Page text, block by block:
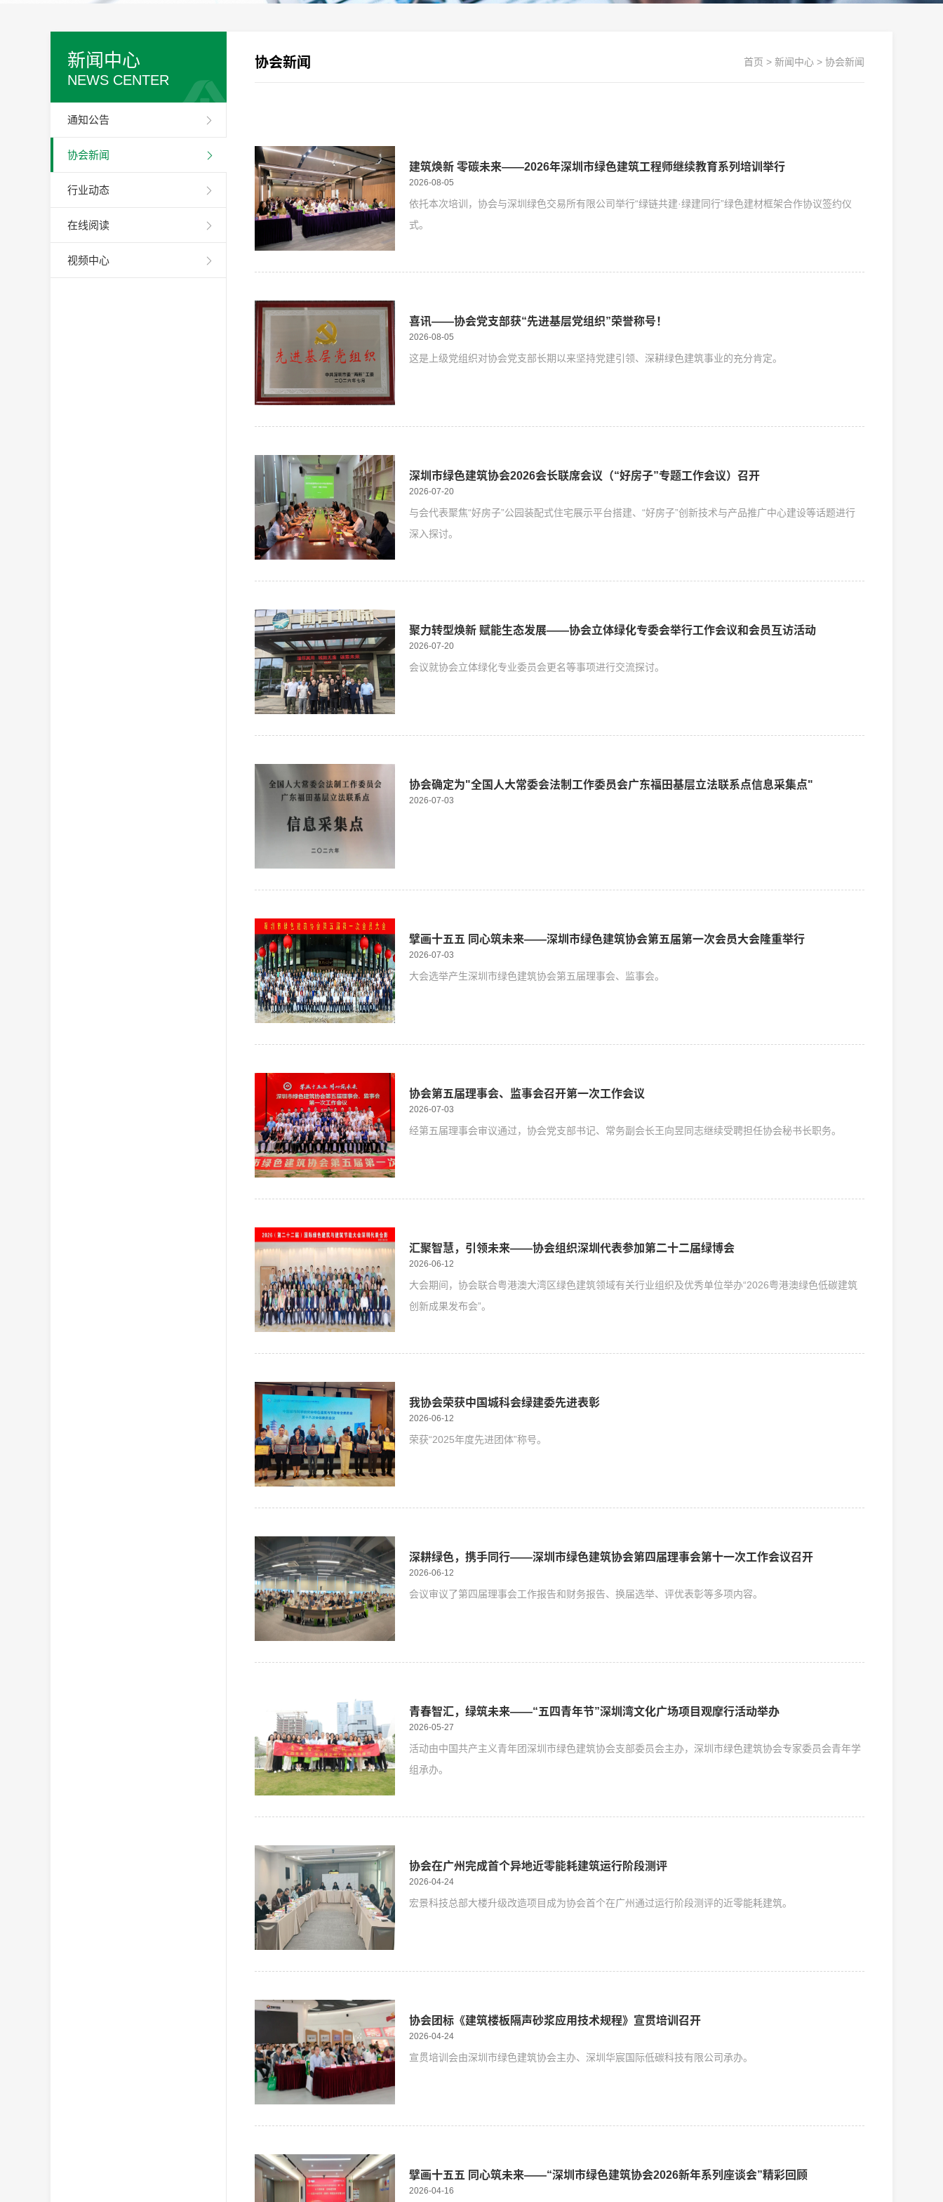
新闻中心
NEWS CENTER
通知公告
协会新闻
行业动态
在线阅读
视频中心
协会新闻 首页 > 新闻中心 > 协会新闻
建筑焕新 零碳未来——2026年深圳市绿色建筑工程师继续教育系列培训举行
2026-08-05
依托本次培训，协会与深圳绿色交易所有限公司举行“绿链共建·绿建同行”绿色建材框架合作协议签约仪
式。
喜讯——协会党支部获“先进基层党组织”荣誉称号！
2026-08-05
这是上级党组织对协会党支部长期以来坚持党建引领、深耕绿色建筑事业的充分肯定。
深圳市绿色建筑协会2026会长联席会议（“好房子”专题工作会议）召开
2026-07-20
与会代表聚焦“好房子”公园装配式住宅展示平台搭建、“好房子”创新技术与产品推广中心建设等话题进行
深入探讨。
聚力转型焕新 赋能生态发展——协会立体绿化专委会举行工作会议和会员互访活动
2026-07-20
会议就协会立体绿化专业委员会更名等事项进行交流探讨。
协会确定为"全国人大常委会法制工作委员会广东福田基层立法联系点信息采集点"
2026-07-03
擘画十五五 同心筑未来——深圳市绿色建筑协会第五届第一次会员大会隆重举行
2026-07-03
大会选举产生深圳市绿色建筑协会第五届理事会、监事会。
协会第五届理事会、监事会召开第一次工作会议
2026-07-03
经第五届理事会审议通过，协会党支部书记、常务副会长王向昱同志继续受聘担任协会秘书长职务。
汇聚智慧，引领未来——协会组织深圳代表参加第二十二届绿博会
2026-06-12
大会期间，协会联合粤港澳大湾区绿色建筑领域有关行业组织及优秀单位举办“2026粤港澳绿色低碳建筑
创新成果发布会”。
我协会荣获中国城科会绿建委先进表彰
2026-06-12
荣获“2025年度先进团体”称号。
深耕绿色，携手同行——深圳市绿色建筑协会第四届理事会第十一次工作会议召开
2026-06-12
会议审议了第四届理事会工作报告和财务报告、换届选举、评优表彰等多项内容。
青春智汇，绿筑未来——“五四青年节”深圳湾文化广场项目观摩行活动举办
2026-05-27
活动由中国共产主义青年团深圳市绿色建筑协会支部委员会主办，深圳市绿色建筑协会专家委员会青年学
组承办。
协会在广州完成首个异地近零能耗建筑运行阶段测评
2026-04-24
宏景科技总部大楼升级改造项目成为协会首个在广州通过运行阶段测评的近零能耗建筑。
协会团标《建筑楼板隔声砂浆应用技术规程》宣贯培训召开
2026-04-24
宣贯培训会由深圳市绿色建筑协会主办、深圳华宸国际低碳科技有限公司承办。
擘画十五五 同心筑未来——“深圳市绿色建筑协会2026新年系列座谈会”精彩回顾
2026-04-16